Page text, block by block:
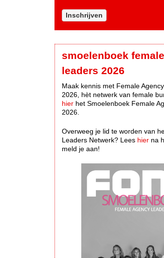
Inschrijven
smoelenboek
leaders 2026
Maak kennis met Female
2026, hèt netwerk van female
hier het Smoelenboek Female
2026.
Overweeg je lid te worden van
Leaders Netwerk? Lees hier na
meld je aan!